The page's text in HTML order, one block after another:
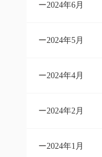
2024年6月
2024年5月
2024年4月
2024年2月
2024年1月